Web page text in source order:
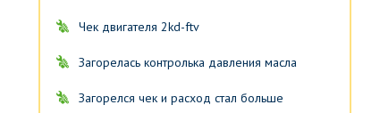
Чек двигателя 2kd-ftv
Загорелась контролька давления масла
Загорелся чек и расход стал больше